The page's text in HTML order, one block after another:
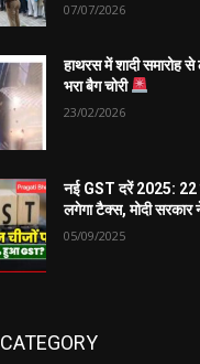
07/07/2026
हाथरस में शादी
भरा बैग चोरी
23/02/2026
नई GST दरें 2025: 22
लगेगा टैक्स, मोदी सरकार
05/09/2025